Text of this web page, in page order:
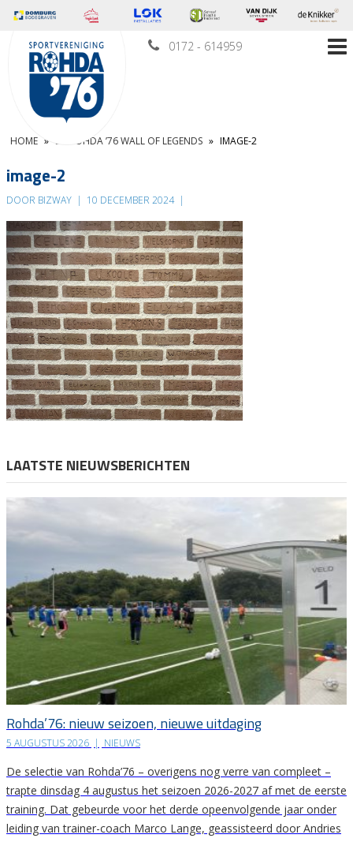
0172 - 614959
HOME » DE ROHDA ’76 WALL OF LEGENDS » IMAGE-2
image-2
DOOR BIZWAY | 10 DECEMBER 2024 |
LAATSTE NIEUWSBERICHTEN
Rohda’76: nieuw seizoen, nieuwe uitdaging
5 AUGUSTUS 2026 | NIEUWS
De selectie van Rohda’76 – overigens nog verre van compleet –
trapte dinsdag 4 augustus het seizoen 2026-2027 af met de eerste
training. Dat gebeurde voor het derde opeenvolgende jaar onder
leiding van trainer-coach Marco Lange, geassisteerd door Andries